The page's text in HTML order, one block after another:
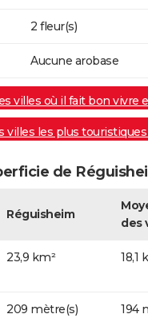
2 fleur(s)
Aucune arobase
villes où il fait bon vivre
villes les plus touristiques
de
Réguisheim
des
23,9 km² 18,1
209 mètre(s) 194